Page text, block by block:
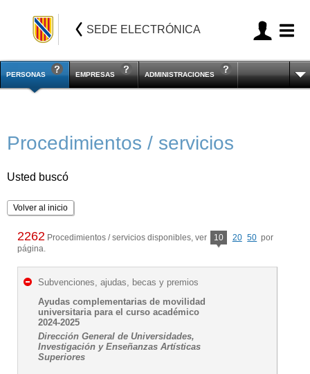
SEDE ELECTRÓNICA
PERSONAS EMPRESAS ADMINISTRACIONES
Procedimientos / servicios
Usted buscó
Volver al inicio
2262 Procedimientos / servicios disponibles, ver 10 20 50 por
página.
Subvenciones, ajudas, becas y premios
Ayudas complementarias de movilidad
universitaria para el curso académico
2024-2025
Dirección General de Universidades,
Investigación y Enseñanzas Artísticas
Superiores